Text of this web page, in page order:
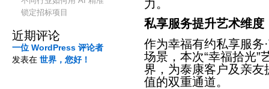
锁定招标项目
近期评论
一位 WordPress 评论者
发表在 世界，您好！
力。
私享服务提升艺术维度
作为幸福有约私享服务
场景，本次“幸福拾光”
界，为泰康客户及亲
值的双重通道。